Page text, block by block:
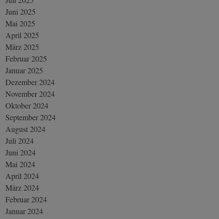
Juni 2025
Mai 2025
April 2025
März 2025
Februar 2025
Januar 2025
Dezember 2024
November 2024
Oktober 2024
September 2024
August 2024
Juli 2024
Juni 2024
Mai 2024
April 2024
März 2024
Februar 2024
Januar 2024